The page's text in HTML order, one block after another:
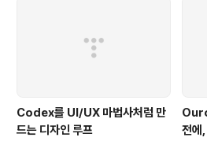
Codex를 UI/UX 마법사처럼 만
드는 디자인 루프
전에